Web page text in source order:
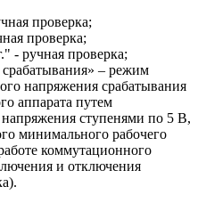
проверка;
проверка;
- ручная проверка;
– режим
напряжения срабатывания
аппарата путем
ступенями по 5 В,
минимального рабочего
коммутационного
и отключения